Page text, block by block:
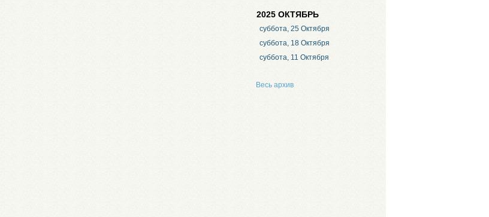
2025 ОКТЯБРЬ
суббота, 25 Октября
суббота, 18 Октября
суббота, 11 Октября
Весь архив